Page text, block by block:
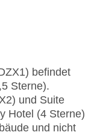
befindet
Sterne).
und Suite
Hotel (4 Sterne)
und nicht